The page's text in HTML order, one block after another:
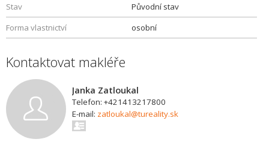
Stav
Původní stav
Forma vlastnictví
osobní
Kontaktovat makléře
Janka Zatloukal
Telefon: +421413217800
E-mail: zatloukal@tureality.sk